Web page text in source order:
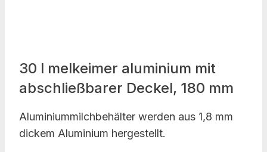
30 l melkeimer aluminium mit
abschließbarer Deckel, 180 mm
Aluminiummilchbehälter werden aus 1,8 mm
dickem Aluminium hergestellt.